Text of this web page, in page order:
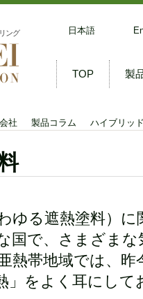
ング 日本語
TOP 製
石
遮
蓄
輸
社 製品コラム ハイブリッ
ゆる遮熱塗料）
国で、さまざま
熱帯地域では、昨
」をよく耳にして